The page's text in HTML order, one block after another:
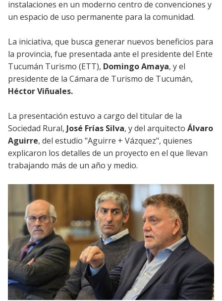
instalaciones en un moderno centro de convenciones y
un espacio de uso permanente para la comunidad.
La iniciativa, que busca generar nuevos beneficios para
la provincia, fue presentada ante el presidente del Ente
Tucumán Turismo (ETT), Domingo Amaya, y el
presidente de la Cámara de Turismo de Tucumán,
Héctor Viñuales.
La presentación estuvo a cargo del titular de la
Sociedad Rural, José Frías Silva, y del arquitecto Álvaro
Aguirre, del estudio "Aguirre + Vázquez", quienes
explicaron los detalles de un proyecto en el que llevan
trabajando más de un año y medio.